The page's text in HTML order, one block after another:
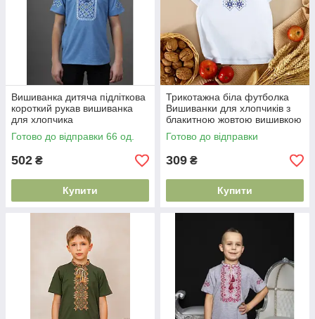
Вишиванка дитяча підліткова
короткий рукав вишиванка
для хлопчика
Готово до відправки 66 од.
502 ₴
Купити
Трикотажна біла футболка
Вишиванки для хлопчиків з
блакитною жовтою вишивкою
Готово до відправки
309 ₴
Купити